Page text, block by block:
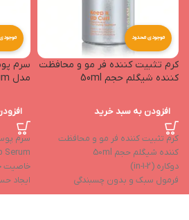
موجودی محدود
کرم تثبیت کننده فر مو و محافظت
کننده شیگلم حجم 50ml
افزودن به سبد خرید
کرم تثبیت کننده فر مو و محافظت
کننده شیگلم حجم 50ml
دوکاره (2-in-1)
فرمول سبک و بدون چسبندگی
کاهش وزشدگی و زبری
سرم
مدل Ice Revive Sculp Serum
سرم
Serum
خاصیت
ایجاد
بهبود